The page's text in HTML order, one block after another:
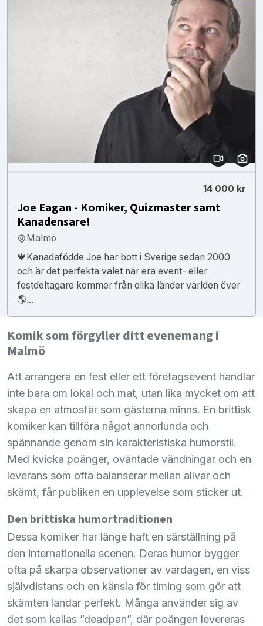
14 000 kr
Joe Eagan - Komiker, Quizmaster samt
Kanadensare!
Malmö
🍁Kanadafödde Joe har bott i Sverige sedan 2000
och är det perfekta valet när era event- eller
festdeltagare kommer från olika länder världen över
🌎...
Komik som förgyller ditt evenemang i
Malmö
Att arrangera en fest eller ett företagsevent handlar
inte bara om lokal och mat, utan lika mycket om att
skapa en atmosfär som gästerna minns. En brittisk
komiker kan tillföra något annorlunda och
spännande genom sin karakteristiska humorstil.
Med kvicka poänger, oväntade vändningar och en
leverans som ofta balanserar mellan allvar och
skämt, får publiken en upplevelse som sticker ut.
Den brittiska humortraditionen
Dessa komiker har länge haft en särställning på
den internationella scenen. Deras humor bygger
ofta på skarpa observationer av vardagen, en viss
självdistans och en känsla för timing som gör att
skämten landar perfekt. Många använder sig av
det som kallas ”deadpan”, där poängen levereras